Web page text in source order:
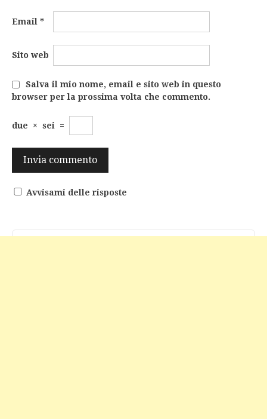
Email *
Sito web
Salva il mio nome, email e sito web in questo
browser per la prossima volta che commento.
due × sei =
Avvisami delle risposte